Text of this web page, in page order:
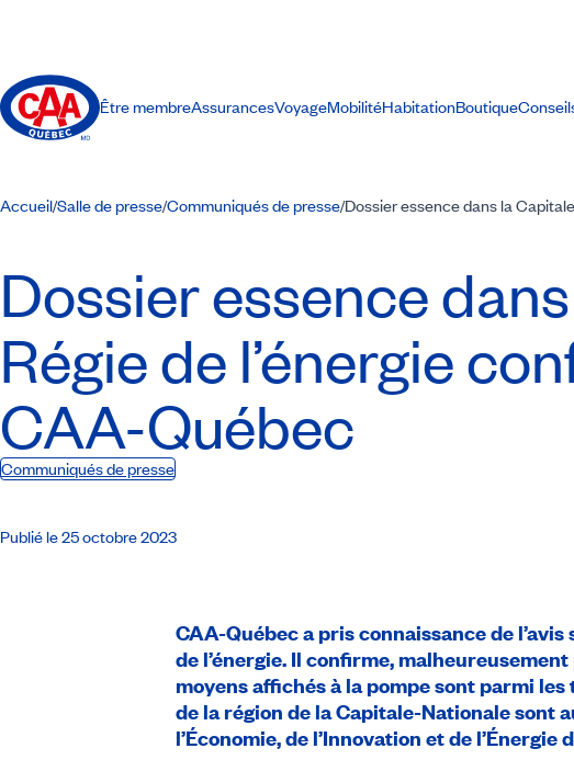
Être membreAssurancesVoyageMobilitéHabitationBoutique
Accueil/Salle de presse/Communiqués de presse/Dossier essence dans la
Dossier essence
Régie de l’énergie
CAA-Québec
Communiqués de presse
Publié le 25 octobre 2023
CAA-Québec a pris connaissance de
de l’énergie. Il confirme,
moyens affichés à la pompe sont parmi
de la région de la Capitale-Nationale sont
l’Économie, de l’Innovation et de